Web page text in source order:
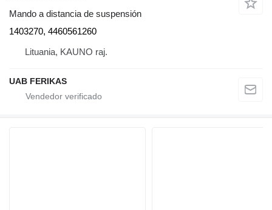
Mando a distancia de suspensión
1403270, 4460561260
Lituania, KAUNO raj.
UAB FERIKAS